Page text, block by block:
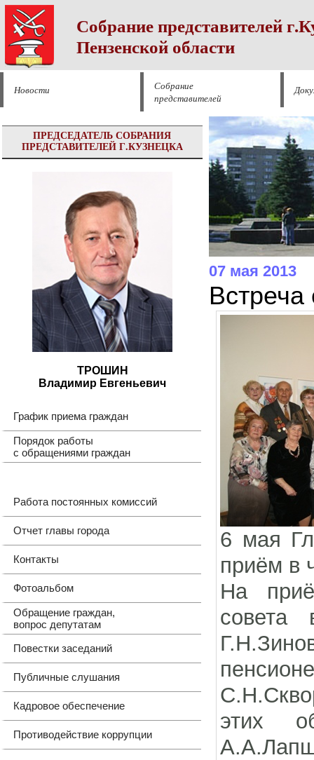
Собрание представителей
Пензенской области
Новости
Собрание
представителей
ПРЕДСЕДАТЕЛЬ СОБРАНИЯ
ПРЕДСТАВИТЕЛЕЙ Г.КУЗНЕЦКА
ТРОШИН
Владимир Евгеньевич
График приема граждан
Порядок работы
с обращениями граждан
Работа постоянных комиссий
Отчет главы города
Контакты
Фотоальбом
Обращение граждан,
вопрос депутатам
Повестки заседаний
Публичные слушания
Кадровое обеспечение
Противодействие коррупции
07 мая 2013
Встреча
6 мая
приём в
На
совета
этих